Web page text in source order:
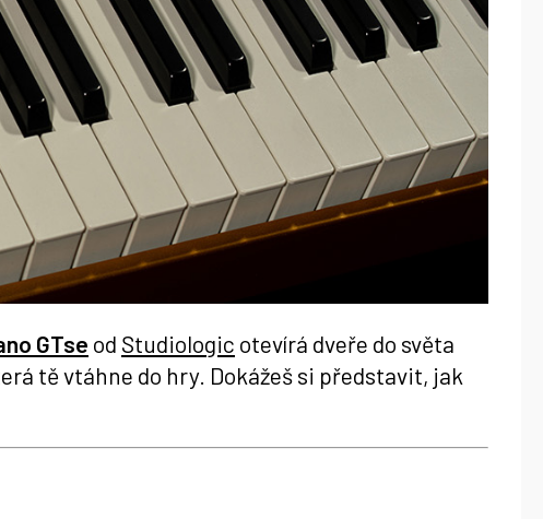
GTse od Studiologic otevírá dveře do světa
tě vtáhne do hry. Dokážeš si představit, jak